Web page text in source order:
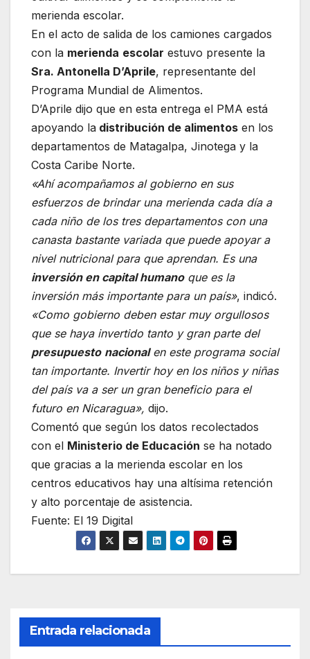
merienda escolar.
En el acto de salida de los camiones cargados
con la merienda escolar estuvo presente la
Sra. Antonella D’Aprile, representante del
Programa Mundial de Alimentos.
D’Aprile dijo que en esta entrega el PMA está
apoyando la distribución de alimentos en los
departamentos de Matagalpa, Jinotega y la
Costa Caribe Norte.
«Ahí acompañamos al gobierno en sus
esfuerzos de brindar una merienda cada día a
cada niño de los tres departamentos con una
canasta bastante variada que puede apoyar a
nivel nutricional para que aprendan. Es una
inversión en capital humanoque es la
inversión más importante para un país», indicó.
«Como gobierno deben estar muy orgullosos
que se haya invertido tanto y gran parte del
presupuesto nacionalen este programa social
tan importante. Invertir hoy en los niños y niñas
del país va a ser un gran beneficio para el
futuro en Nicaragua», dijo.
Comentó que según los datos recolectados
con el Ministerio de Educación se ha notado
que gracias a la merienda escolar en los
centros educativos hay una altísima retención
y alto porcentaje de asistencia.
Fuente: El 19 Digital
Entrada relacionada